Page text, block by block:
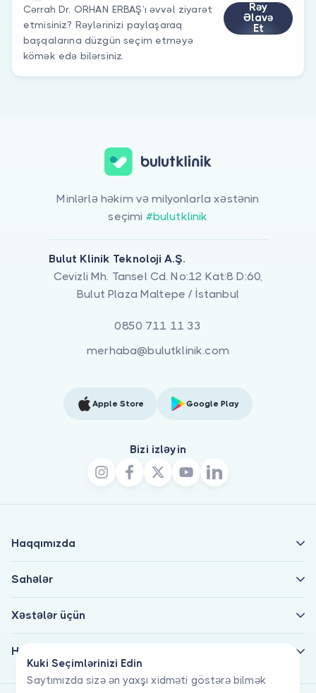
Cərrah Dr. ORHAN ERBAŞ’ı əvvəl ziyarət
etmisiniz? Rəylərinizi paylaşaraq
başqalarına düzgün seçim etməyə
kömək edə bilərsiniz.
Rəy
Əlavə
Et
Kuki Seçimlərinizi Edin
Saytımızda sizə ən yaxşı xidməti göstərə bilmək
Minlərlə həkim və milyonlarla xəstənin
seçimi #bulutklinik
Bulut Klinik Teknoloji A.Ş.
Cevizli Mh. Tansel Cd. No:12 Kat:8 D:60,
Bulut Plaza Maltepe / İstanbul
0850 711 11 33
merhaba@bulutklinik.com
Apple Store Google Play
Bizi izləyin
Haqqımızda
Sahələr
Xəstələr üçün
Həkimlər üçün